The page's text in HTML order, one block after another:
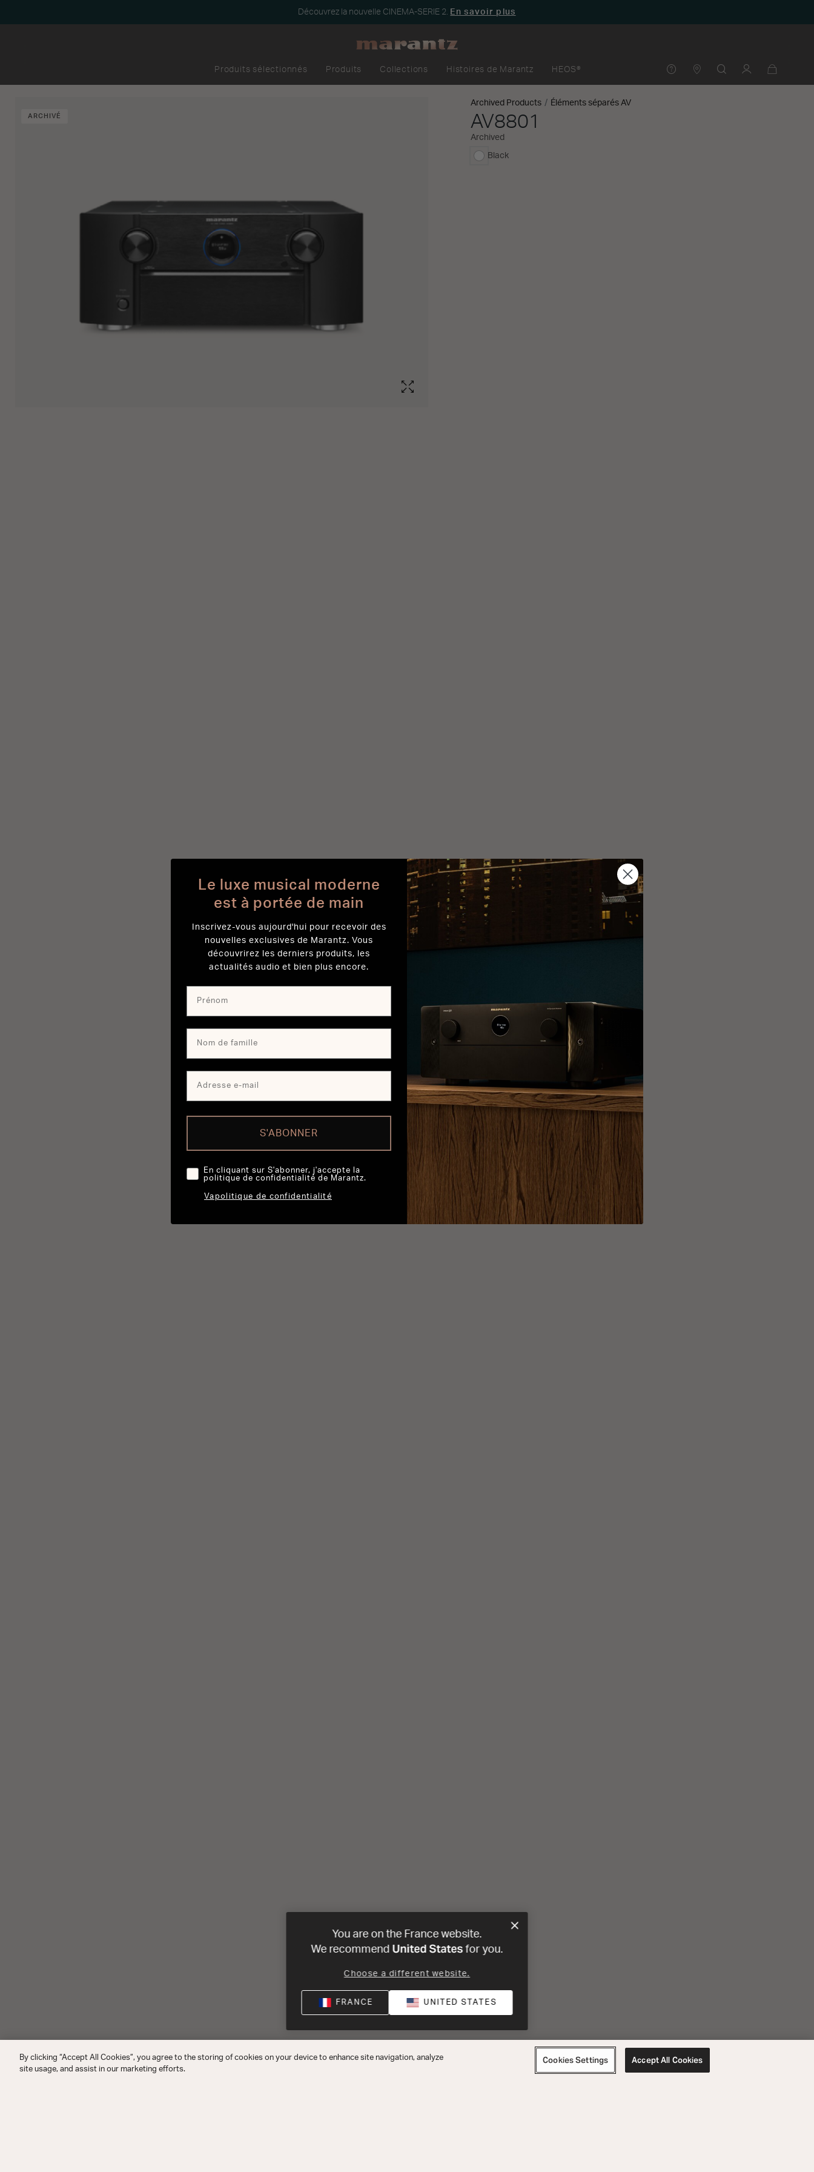
Découvrez la nouvelle CINEMA-SERIE 2. En savoir plus
Produits sélectionnés Produits Collections Histoires de Marantz HEOS®
ARCHIVÉ
Archived Products Éléments séparés AV
AV8801
Archived
sélectionné
Black
You are on the France website.
We recommend United Statesfor you.
Choose a different website.
FRANCE UNITED STATES
By clicking “Accept All Cookies”, you agree to the storing of cookies on your device to enhance site navigation, analyze
site usage, and assist in our marketing efforts.
Cookies Settings Accept All Cookies
Le luxe musical moderne
est à portée de main
Inscrivez-vous aujourd'hui pour recevoir des
nouvelles exclusives de Marantz. Vous
découvrirez les derniers produits, les
actualités audio et bien plus encore.
S'ABONNER
En cliquant sur S'abonner, j'accepte la
politique de confidentialité de Marantz.
Vapolitique de confidentialité